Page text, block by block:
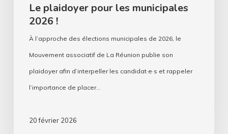
Le plaidoyer pour les municipales
2026 !
À l’approche des élections municipales de 2026, le
Mouvement associatif de La Réunion publie son
plaidoyer afin d’interpeller les candidat·e·s et rappeler
l’importance de placer…
20 février 2026